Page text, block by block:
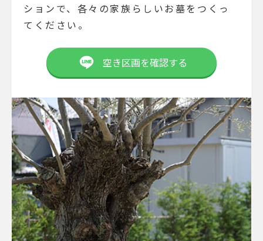
ションで、各々の家族らしいお墓をつくっ
てください。
空き区画を確認する